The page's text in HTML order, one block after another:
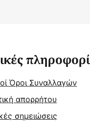
Όροι Συναλλαγών
απορρήτου
σημειώσεις